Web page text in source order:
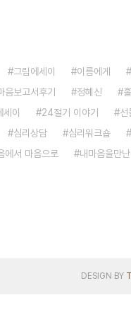
그림에세이 이름에게
음보고서후기 정혜신
이
24절기 이야기 선
심리상담 심리워크숍
에서 마음으로 내마음을만난
DESIGN BY